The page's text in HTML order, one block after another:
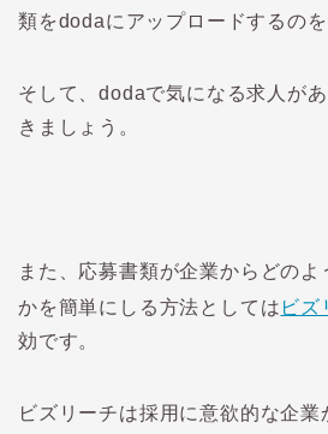
類をdodaにアップロードするのを
そして、dodaで気になる求人が
きましょう。
また、応募書類が企業からどのよ
かを簡単にしる方法としては ビズ
効です。
ビズリーチは採用に意欲的な企